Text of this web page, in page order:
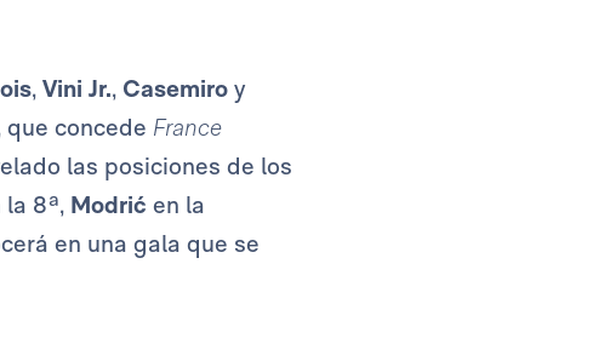
, Vini Jr., Casemiro y
concede France
las posiciones de los
la 8ª, Modrić en la
en una gala que se